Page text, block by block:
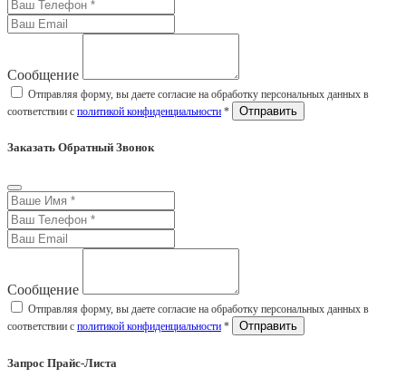
Сообщение
Отправляя форму, вы даете согласие на обработку персональных данных в
соответствии с политикой конфиденциальности *
Заказать Обратный Звонок
Сообщение
Отправляя форму, вы даете согласие на обработку персональных данных в
соответствии с политикой конфиденциальности *
Запрос Прайс-Листа